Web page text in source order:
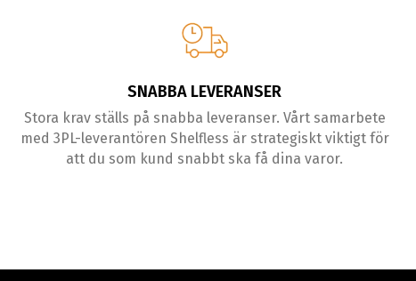
SNABBA LEVERANSER
Stora krav ställs på snabba leveranser. Vårt samarbete
med 3PL-leverantören Shelfless är strategiskt viktigt för
att du som kund snabbt ska få dina varor.